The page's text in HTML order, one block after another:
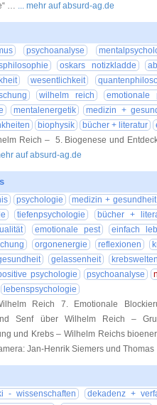
… ... mehr auf absurd-ag.de
psychoanalyse
oskars notizkladde
wesentlichkeit
wilhelm reich
emotionale
mentalenergetik
medizin +
biophysik bücher + literatur
Reich – 5. Biogenese und
auf absurd-ag.de
psychologie
medizin + gesundheit
tiefenpsychologie
bücher +
emotionale pest
einfach
orgonenergie reflexionen
gelassenheit
psychologie psychoanalyse
lebenspsychologie
Reich 7. Emotionale
Senf über Wilhelm Reich –
und Krebs – Wilhelm Reichs
Jan-Henrik Siemers und
- wissenschaften
dekadenz +